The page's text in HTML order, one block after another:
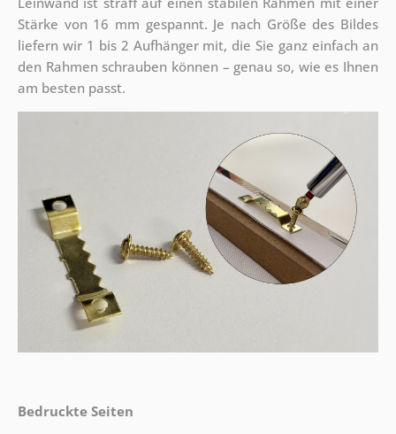
Stärke von 16 mm gespannt. Je nach Größe des Bildes
liefern wir 1 bis 2 Aufhänger mit, die Sie ganz einfach an
den Rahmen schrauben können – genau so, wie es Ihnen
am besten passt.
Bedruckte Seiten